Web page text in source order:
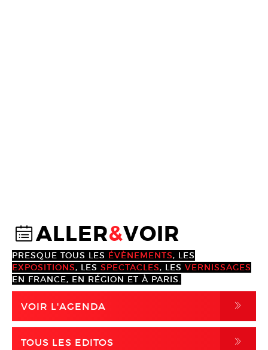
@ALLER&VOIR
PRESQUE TOUS LES ÉVÈNEMENTS, LES
EXPOSITIONS, LES SPECTACLES, LES VERNISSAGES
EN FRANCE, EN RÉGION ET À PARIS.
VOIR L'AGENDA ,
TOUS LES EDITOS ,